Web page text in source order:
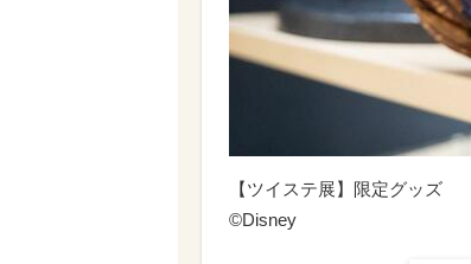
【ツイステ展】限定グッズ
©Disney